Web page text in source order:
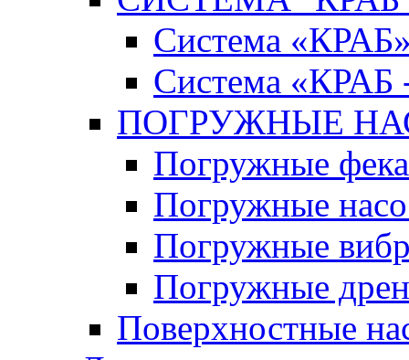
Система
Система «КРАБ
ПОГРУЖНЫЕ
Погружные
Погружные
Погружные
Погружные
Поверхностные